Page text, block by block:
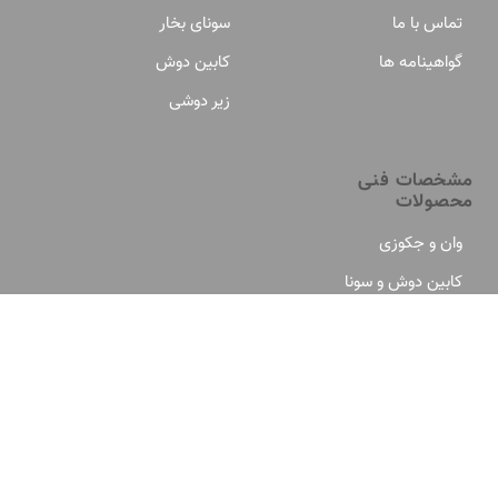
تماس با ما
گواهینامه ها
سونای بخار
کابین دوش
زیر دوشی
مشخصات فنی
محصولات
وان و جکوزی
کابین دوش و سونا